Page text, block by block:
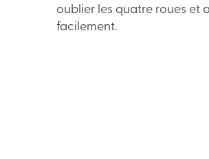
oublier les quatre roues et
facilement.